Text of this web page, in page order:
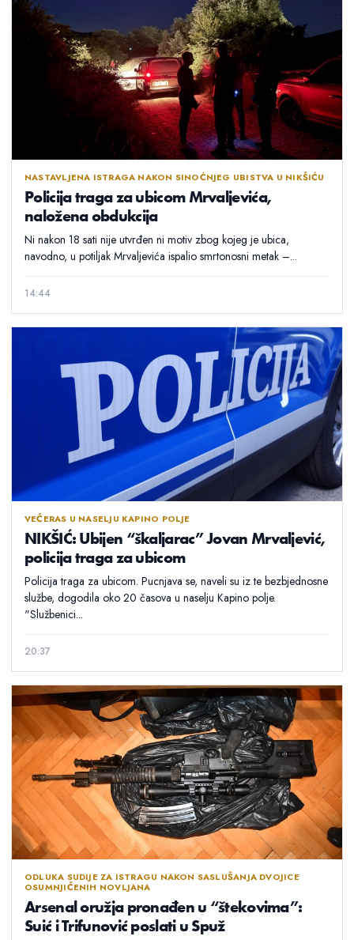
NASTAVLJENA ISTRAGA NAKON SINOĆNJEG UBISTVA U NIKŠIĆU
Policija traga za ubicom Mrvaljevića,
naložena obdukcija
Ni nakon 18 sati nije utvrđen ni motiv zbog kojeg je ubica,
navodno, u potiljak Mrvaljevića ispalio smrtonosni metak –...
14:44
VEČERAS U NASELJU KAPINO POLJE
NIKŠIĆ: Ubijen “škaljarac” Jovan Mrvaljević,
policija traga za ubicom
Policija traga za ubicom. Pucnjava se, naveli su iz te bezbjednosne
službe, dogodila oko 20 časova u naselju Kapino polje.
"Službenici...
20:37
ODLUKA SUDIJE ZA ISTRAGU NAKON SASLUŠANJA DVOJICE
OSUMNJIČENIH NOVLJANA
Arsenal oružja pronađen u “štekovima”:
Suić i Trifunović poslati u Spuž